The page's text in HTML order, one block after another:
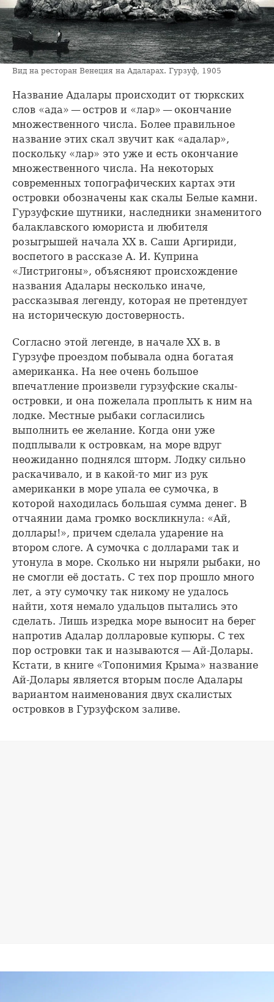
Вид на ресторан Венеция на Адаларах. Гурзуф, 1905
Название Адалары происходит от тюркских
слов «ада» — остров и «лар» — окончание
множественного числа. Более правильное
название этих скал звучит как «адалар»,
поскольку «лар» это уже и есть окончание
множественного числа. На некоторых
современных топографических картах эти
островки обозначены как скалы Белые камни.
Гурзуфские шутники, наследники знаменитого
балаклавского юмориста и любителя
розыгрышей начала XX в. Саши Аргириди,
воспетого в рассказе А. И. Куприна
«Листригоны», объясняют происхождение
названия Адалары несколько иначе,
рассказывая легенду, которая не претендует
на историческую достоверность.
Согласно этой легенде, в начале XX в. в
Гурзуфе проездом побывала одна богатая
американка. На нее очень большое
впечатление произвели гурзуфские скалы-
островки, и она пожелала проплыть к ним на
лодке. Местные рыбаки согласились
выполнить ее желание. Когда они уже
подплывали к островкам, на море вдруг
неожиданно поднялся шторм. Лодку сильно
раскачивало, и в какой-то миг из рук
американки в море упала ее сумочка, в
которой находилась большая сумма денег. В
отчаянии дама громко воскликнула: «Ай,
доллары!», причем сделала ударение на
втором слоге. А сумочка с долларами так и
утонула в море. Сколько ни ныряли рыбаки, но
не смогли её достать. С тех пор прошло много
лет, а эту сумочку так никому не удалось
найти, хотя немало удальцов пытались это
сделать. Лишь изредка море выносит на берег
напротив Адалар долларовые купюры. С тех
пор островки так и называются — Ай-Долары.
Кстати, в книге «Топонимия Крыма» название
Ай-Долары является вторым после Адалары
вариантом наименования двух скалистых
островков в Гурзуфском заливе.